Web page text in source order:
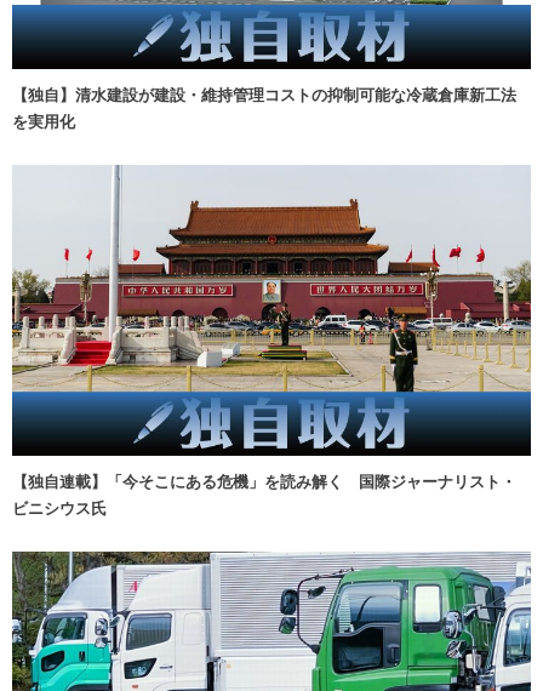
【独自】清水建設が建設・維持管理コストの抑制可能な冷蔵倉庫新工法
を実用化
【独自連載】「今そこにある危機」を読み解く 国際ジャーナリスト・
ビニシウス氏